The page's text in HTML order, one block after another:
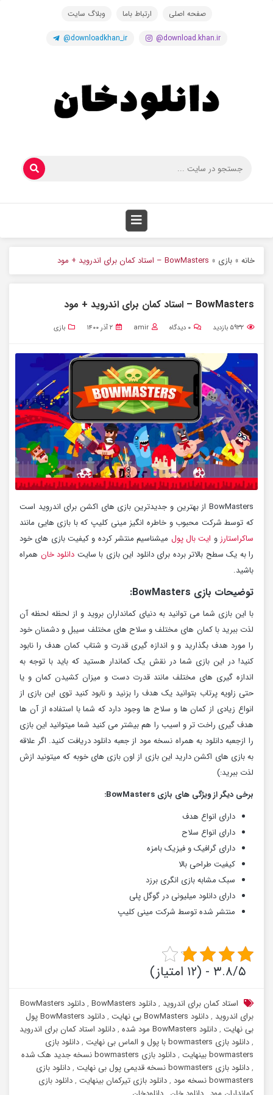
صفحه اصلی ارتباط باما وبلاگ سایت
@download.khan.ir
@downloadkhan_ir
خانه » بازی » BowMasters – استاد کمان برای اندروید + مود
BowMasters – استاد کمان برای اندروید + مود
۵۹۳۲ بازدید ۰ دیدگاه amir ۲ آذر ۱۴۰۰ بازی
BowMasters از بهترین و جدیدترین بازی های اکشن برای اندروید است
که توسط شرکت محبوب و خاطره انگیز مینی کلیپ که با بازی هایی مانند
ساکراستارزو ایت بال پول میشناسیم منتشر کرده و کیفیت بازی های خود
را به یک سطح بالاتر برده برای دانلود این بازی با سایت دانلود خان همراه
باشید.
توضیحات بازی BowMasters:
با این بازی شما می توانید به دنیای کمانداران بروید و از لحظه لحظه آن
لذت ببرید با کمان های مختلف و سلاح های مختلف سیبل و دشمنان خود
را مورد هدف بگذارید و و اندازه گیری قدرت و شتاب کمان هدف را نابود
کنید! در این بازی شما در نقش یک کماندار هستید که باید با توجه به
اندازه گیری های مختلف مانند قدرت دست و میزان کشیدن کمان و یا
حتی زاویه پرتاب بتوانید یک هدف را بزنید و نابود کنید توی این بازی از
انواع زیادی از کمان ها و سلاح ها وجود دارد که شما با استفاده از آن ها
هدف گیری راخت تر و اسیب را هم بیشتر می کنید شما میتوانید این بازی
را ازجعبه دانلود به همراه نسخه مود از جعبه دانلود دریافت کنید. اگر علاقه
به بازی های اکشن دارید این بازی از اون بازی های خوبه که میتونید ازش
لذت ببرید:)
برخی دیگر از ویژگی های بازی BowMasters:
دارای انواع هدف
دارای انواع سلاح
دارای گرافیک و فیزیک بامزه
کیفیت طراحی بالا
سبک مشابه بازی انگری برزد
دارای دانلود میلیونی در گوگل پلی
منتشر شده توسط شرکت مینی کلیپ
۳.۸/۵ - (۱۲ امتیاز)
استاد کمان برای اندروید ,دانلود BowMasters ,
دانلود BowMasters
برای اندروید ,دانلود BowMasters بی نهایت ,
دانلود BowMasters پول
بی نهایت ,دانلود BowMasters مود شده ,دانلود استاد کمان برای اندروید
,دانلود بازی bowmasters با پول و الماس بی نهایت ,دانلود بازی
bowmasters بینهایت
,دانلود بازی bowmasters نسخه جدید هک شده
,دانلود بازی bowmasters نسخه قدیمی پول بی نهایت ,دانلود بازی
bowmasters نسخه مود
,دانلود بازی تیرکمان بینهایت ,دانلود بازی